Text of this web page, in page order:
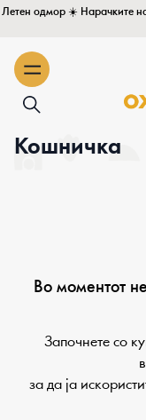
Летен одмор ☀️ Нарачките
Кошничка
Во моментот
Започнете со
за да ја